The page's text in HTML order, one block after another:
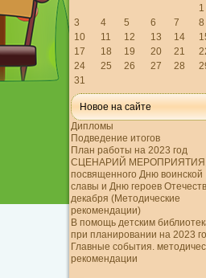
1
3
4 5 6 7 8
10
11 12 13 14
17
18 19 20 21
24
25 26 27 28
31
Новое на сайте
Дипломы
Подведение итогов
План работы на 2023 год
СЦЕНАРИЙ
посвященного Дню воинской
славы и Дню героев
декабря (Методические
рекомендации)
В помощь детским
при планировании на 2023
Главные события.
рекомендации